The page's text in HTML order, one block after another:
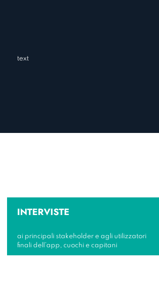
text
INTERVISTE
ai principali stakeholder e agli utilizzatori
finali dell’app, cuochi e capitani